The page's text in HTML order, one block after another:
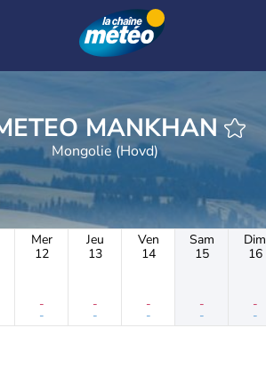
METEO MANKHAN
Mongolie (Hovd)
Mer
12
-
-
Jeu
13
-
-
Ven
14
-
-
Sam
15
-
-
Dim
16
-
-